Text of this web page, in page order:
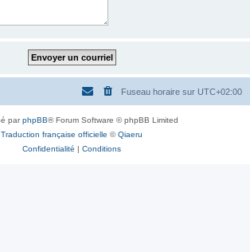
Fuseau horaire sur UTC+02:00
parphpBB® Forum Software © phpBB Limited
Traduction française officielle ©Qiaeru
Confidentialité | Conditions